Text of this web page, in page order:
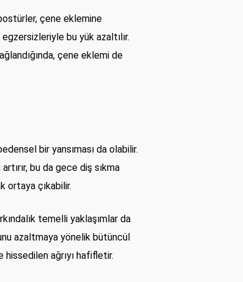
çene eklemine
bu yük azaltılır.
çene eklemi de
bir yansıması da olabilir.
bu da gece diş sıkma
ortaya çıkabilir.
temelli yaklaşımlar da
azaltmaya yönelik bütüncül
hissedilen ağrıyı hafifletir.